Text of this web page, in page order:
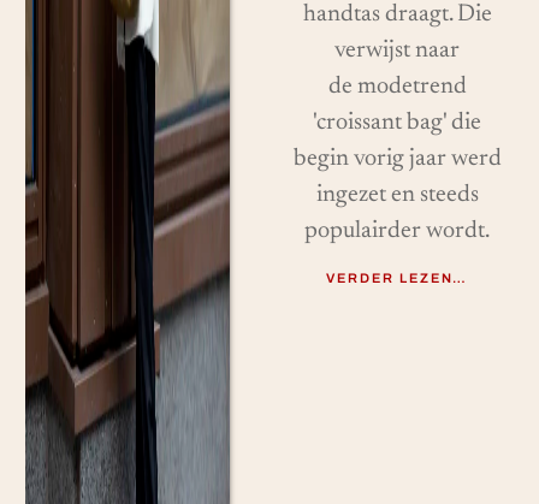
handtas draagt. Die
verwijst naar
de modetrend
'croissant bag' die
begin vorig jaar werd
ingezet en steeds
populairder wordt.
VERDER LEZEN…